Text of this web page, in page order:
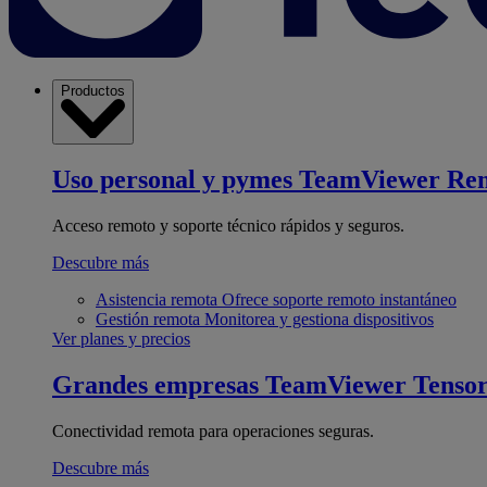
Productos
Uso personal y pymes TeamViewer
Acceso remoto y soporte técnico rápidos y seguros.
Descubre más
Asistencia remota Ofrece soporte remoto instantáneo
Gestión remota Monitorea y gestiona dispositivos
Ver planes y precios
Grandes empresas TeamViewer Tensor
Conectividad remota para operaciones seguras.
Descubre más